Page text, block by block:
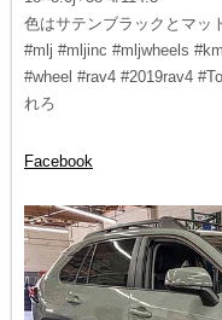
色はサテンブラックとマッ
#mlj #mljinc #mljwheels
#wheel #rav4 #2019rav4
れろ
Facebook